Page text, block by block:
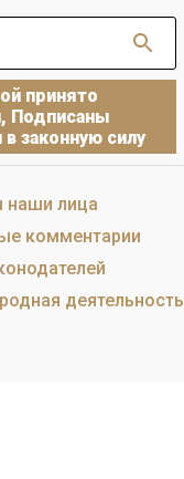
принято
Подписаны
законную силу
лица
комментарии
деятельность